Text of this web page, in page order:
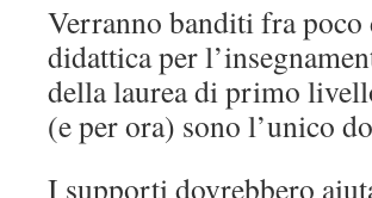
Verranno banditi fra
didattica per
della laurea di primo
(e per ora) sono l’unico
I supporti dovrebbero